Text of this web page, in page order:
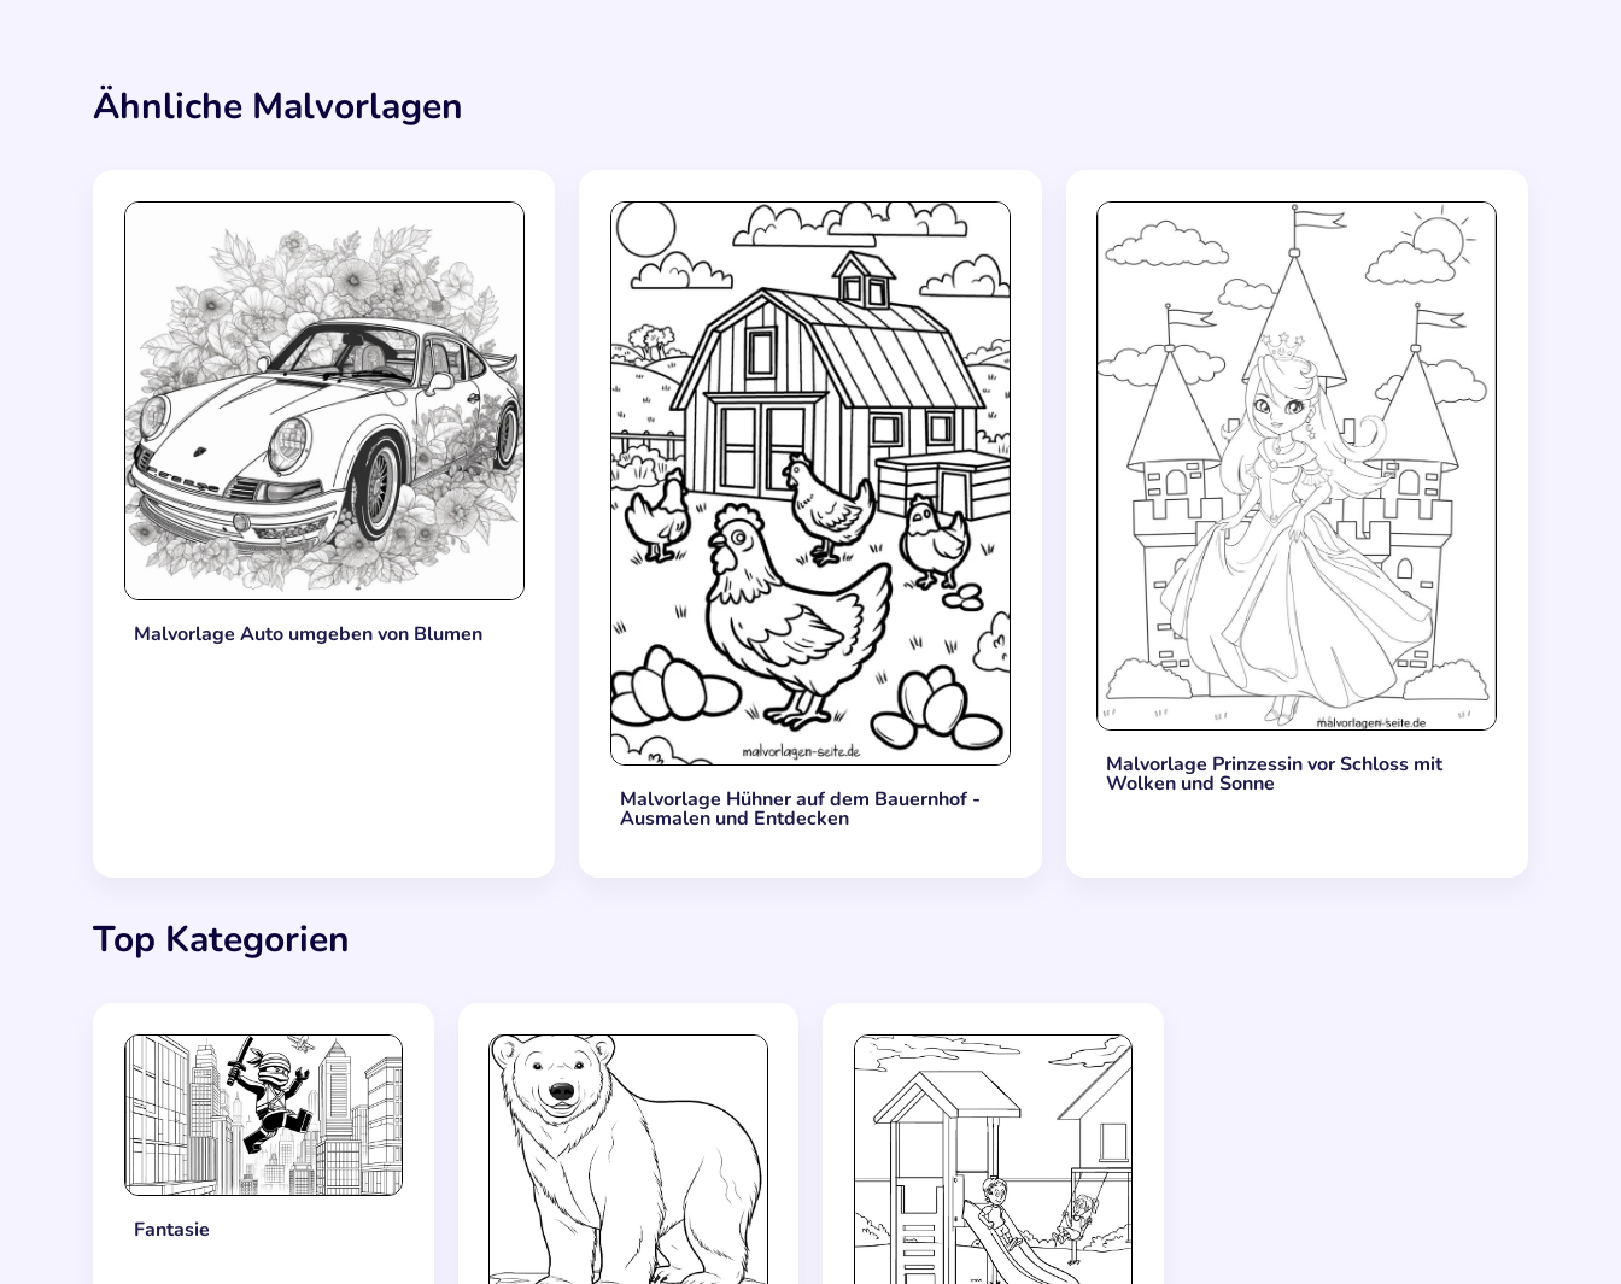
Ähnliche Malvorlagen
Malvorlage Auto umgeben von Blumen
Malvorlage Hühner auf dem Bauernhof -
Ausmalen und Entdecken
Malvorlage Prinzessin vor Schloss mit
Wolken und Sonne
Top Kategorien
Fantasie